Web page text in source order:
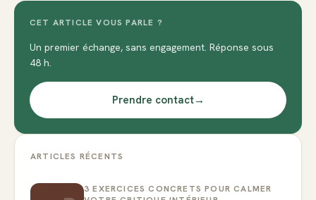
CET ARTICLE VOUS PARLE ?
Un premier échange, sans engagement. Réponse sous
48 h.
Prendre contact→
ARTICLES RÉCENTS
3 EXERCICES CONCRETS POUR CALMER